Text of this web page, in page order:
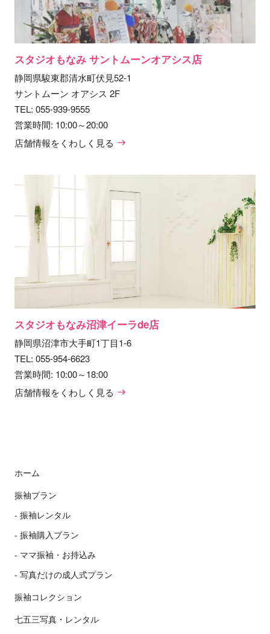
スタジオもなみ サントムーンオアシス店
静岡県駿東郡清水町伏見52-1
サントムーン オアシス 2F
TEL: 055-939-9555
営業時間: 10:00～20:00
店舗情報をくわしく見る
スタジオもなみ沼津イーラde店
静岡県沼津市大手町1丁目1-6
TEL: 055-954-6623
営業時間: 10:00～18:00
店舗情報をくわしく見る
ホーム
振袖プラン
振袖レンタル
振袖購入プラン
ママ振袖・お持込み
写真だけの成人式プラン
振袖コレクション
七五三写真・レンタル